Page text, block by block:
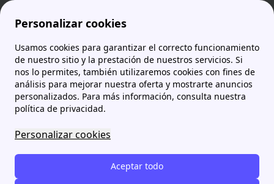
Personalizar cookies
Usamos cookies para garantizar el correcto funcionamiento
de nuestro sitio y la prestación de nuestros servicios. Si
nos lo permites, también utilizaremos cookies con fines de
análisis para mejorar nuestra oferta y mostrarte anuncios
personalizados. Para más información, consulta nuestra
política de privacidad.
Personalizar cookies
Aceptar todo
¿Tienes alguna duda?papernest te
Ir a mi Área Cliente